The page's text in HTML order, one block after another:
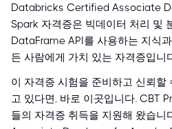
Databricks Certified Associate
Spark 자격증은 빅데이터 처리 및
DataFrame API를 사용하는 지식
든 사람에게 가치 있는 자격증입니
이 자격증 시험을 준비하고 신뢰할
고 있다면, 바로 이곳입니다. CBT
들의 자격증 취득을 지원해 왔습